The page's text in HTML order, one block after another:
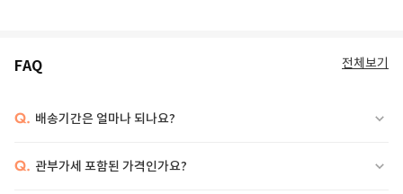
FAQ 전체보기
Q. 배송기간은 얼마나 되나요?
Q. 관부가세 포함된 가격인가요?